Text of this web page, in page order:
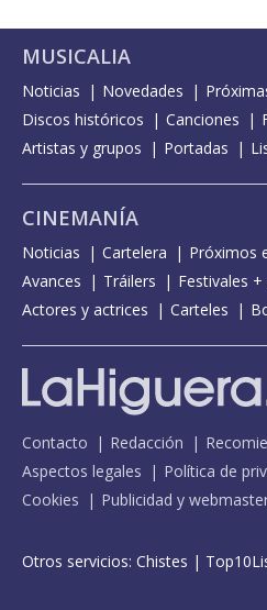
MUSICALIA
Noticias Novedades
Discos históricos
Canciones
Artistas y grupos
Portadas
CINEMANÍA
Noticias Cartelera Próximos
Avances
Tráilers
Festivales
Actores y actrices
Carteles
Contacto Redacción
Aspectos legales
Política de
Cookies
Publicidad y
Otros servicios: Chistes |